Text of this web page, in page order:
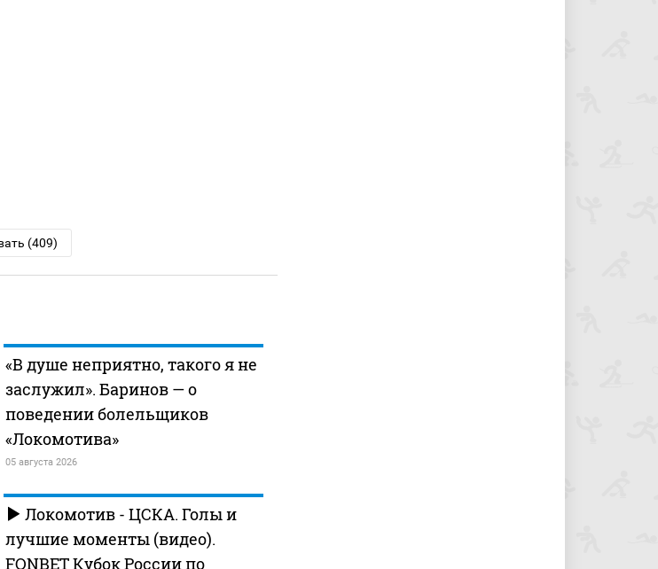
(409)
«В душе неприятно, такого я не
заслужил». Баринов — о
поведении болельщиков
«Локомотива»
05 августа 2026
Локомотив - ЦСКА. Голы и
лучшие моменты (видео).
FONBET Кубок России по